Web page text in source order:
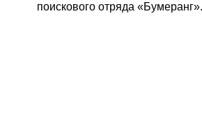
поискового отряда «Бумеранг».